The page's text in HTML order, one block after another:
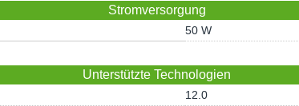
Stromversorgung
50 W
Unterstützte Technologien
12.0